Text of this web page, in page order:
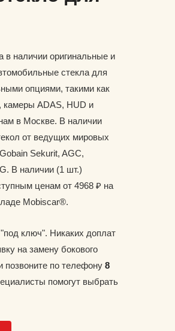
в наличии оригинальные и
стекла для
опциями, такими как
камеры ADAS, HUD и
в Москве. В наличии
от ведущих мировых
Sekurit, AGC,
В наличии (1 шт.)
ценам от 4968 ₽ на
Mobiscar®.
ключ". Никаких доплат
на замену бокового
позвоните по телефону 8
помогут выбрать